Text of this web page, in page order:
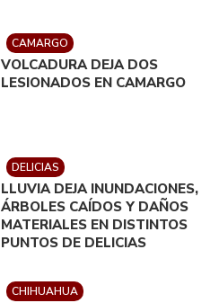
CAMARGO
VOLCADURA DEJA DOS
LESIONADOS EN CAMARGO
DELICIAS
LLUVIA DEJA INUNDACIONES,
ÁRBOLES CAÍDOS Y DAÑOS
MATERIALES EN DISTINTOS
PUNTOS DE DELICIAS
CHIHUAHUA